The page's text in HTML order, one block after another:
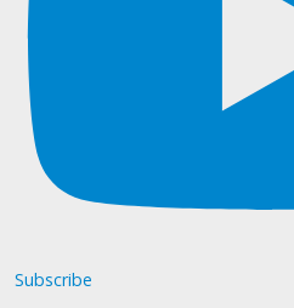
Subscribe